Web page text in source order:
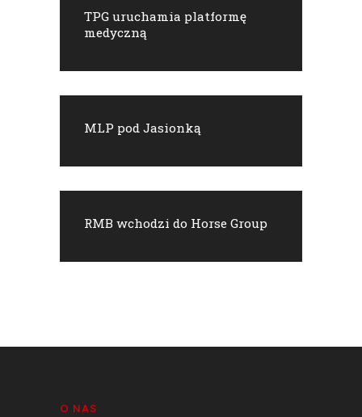
TPG uruchamia platformę
medyczną
MLP pod Jasionką
RMB wchodzi do Horse Group
O NAS